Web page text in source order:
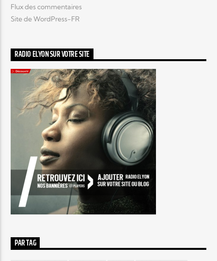
Flux des commentaires
Site de WordPress-FR
RADIO ELYON SUR VOTRE SITE
PAR TAG